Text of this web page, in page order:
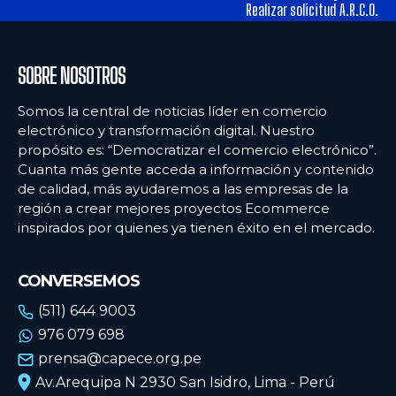
Ecommercenews
PERÚ
ARGENTINA
BOLIVIA
CHILE
ECUADOR
MÉXICO
URUGUAY
VENEZUELA
Ecommercenews
PERÚ
ARGENTINA
BOLIVIA
CHILE
ECUADOR
MÉXICO
URUGUAY
VENEZUELA
Realizar solicitud A.R.C.O.
SOBRE NOSOTROS
Somos la central de noticias líder en comercio
electrónico y transformación digital. Nuestro
propósito es: “Democratizar el comercio electrónico”.
Cuanta más gente acceda a información y contenido
de calidad, más ayudaremos a las empresas de la
región a crear mejores proyectos Ecommerce
inspirados por quienes ya tienen éxito en el mercado.
CONVERSEMOS
(511) 644 9003
976 079 698
prensa@capece.org.pe
Av.Arequipa N 2930 San Isidro, Lima - Perú